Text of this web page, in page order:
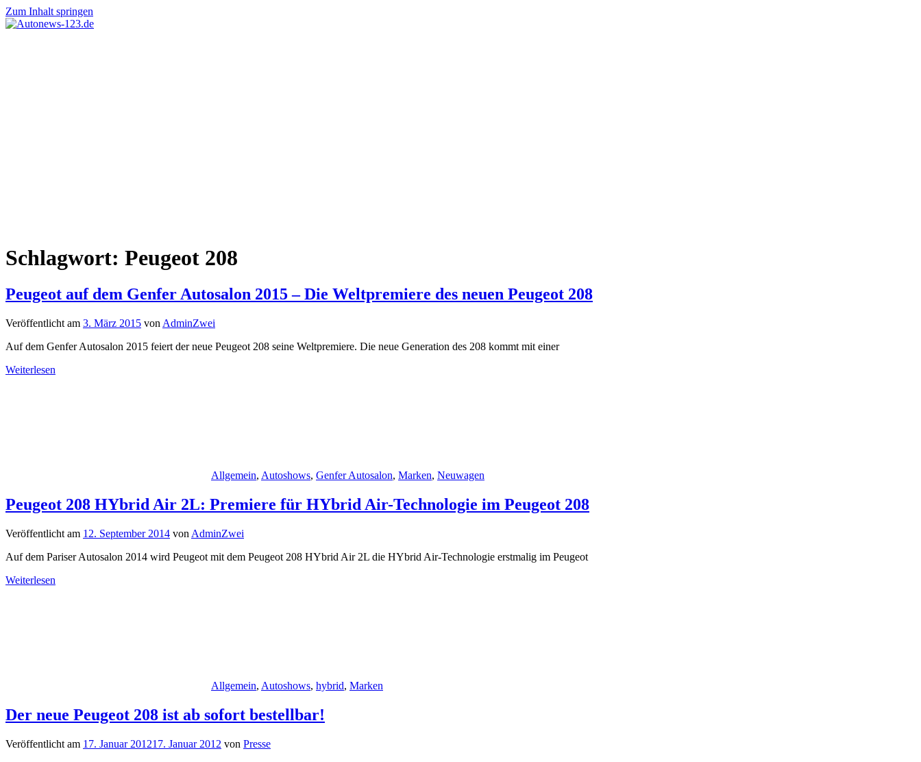
Zum Inhalt springen
Schlagwort: Peugeot 208
Peugeot auf dem Genfer Autosalon 2015 – Die Weltpremiere des neuen Peugeot 208
Veröffentlicht am 3. März 2015 von AdminZwei
Auf dem Genfer Autosalon 2015 feiert der neue Peugeot 208 seine Weltpremiere. Die neue Generation des 208 kommt mit einer
Weiterlesen
Allgemein, Autoshows, Genfer Autosalon, Marken, Neuwagen
Peugeot 208 HYbrid Air 2L: Premiere für HYbrid Air-Technologie im Peugeot 208
Veröffentlicht am 12. September 2014 von AdminZwei
Auf dem Pariser Autosalon 2014 wird Peugeot mit dem Peugeot 208 HYbrid Air 2L die HYbrid Air-Technologie erstmalig im Peugeot
Weiterlesen
Allgemein, Autoshows, hybrid, Marken
Der neue Peugeot 208 ist ab sofort bestellbar!
Veröffentlicht am 17. Januar 201217. Januar 2012 von Presse